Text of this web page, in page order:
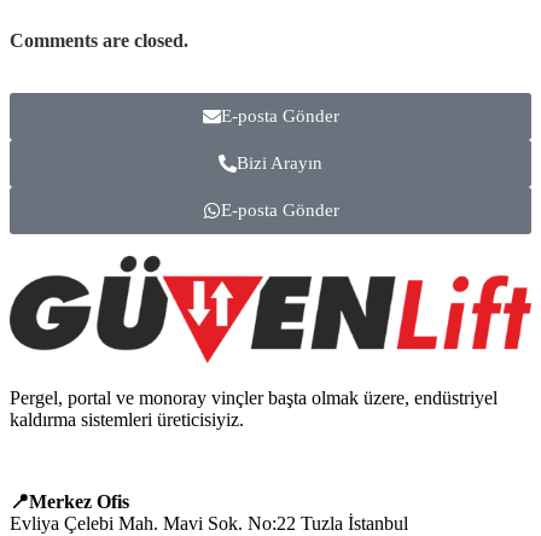
Comments are closed.
E-posta Gönder
Bizi Arayın
E-posta Gönder
Pergel, portal ve monoray vinçler başta olmak üzere, endüstriyel
kaldırma sistemleri üreticisiyiz.
📍Merkez Ofis
Evliya Çelebi Mah. Mavi Sok. No:22 Tuzla İstanbul